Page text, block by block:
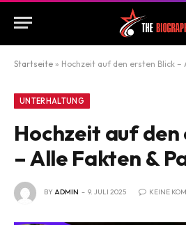
Startseite » Hochzeit auf den ersten Blick –
UNTERHALTUNG
Hochzeit auf
– Alle Fakten &
BYADMIN 9. JULI 2025 KEINE